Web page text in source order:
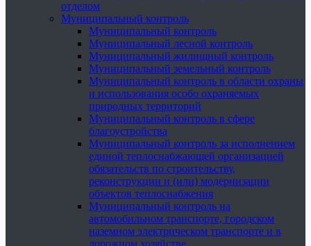
отделом
Муниципальный контроль
Муниципальный контроль
Муниципальный лесной контроль
Муниципальный жилищный контроль
Муниципальный земельный контроль
Муниципальный контроль в области охраны
и использования особо охраняемых
природных территорий
Муниципальный контроль в сфере
благоустройства
Муниципальный контроль за исполнением
единой теплоснабжающей организацией
обязательств по строительству,
реконструкции и (или) модернизации
объектов теплоснабжения
Муниципальный контроль на
автомобильном транспорте, городском
наземном электрическом транспорте и в
дорожном хозяйстве